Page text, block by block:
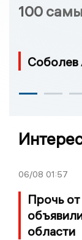
100
Соболев
06/08 01:57
Прочь
области